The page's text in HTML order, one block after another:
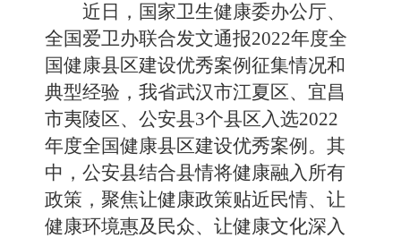
近日，国家卫生健康委办公厅、
全国爱卫办联合发文通报2022年度全
国健康县区建设优秀案例征集情况和
典型经验， 我省武汉市江夏区、宜昌
市夷陵区、公安县3个县区入选2022
年度全国健康县区建设优秀案例 。其
中， 公安县结合县情将健康融入所有
政策，聚焦让健康政策贴近民情、让
健康环境惠及民众、让健康文化深入